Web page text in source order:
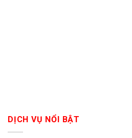
DỊCH VỤ NỔI BẬT